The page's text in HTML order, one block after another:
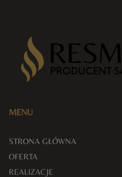
MENU
STRONA GŁÓWNA
OFERTA
REALIZACJE